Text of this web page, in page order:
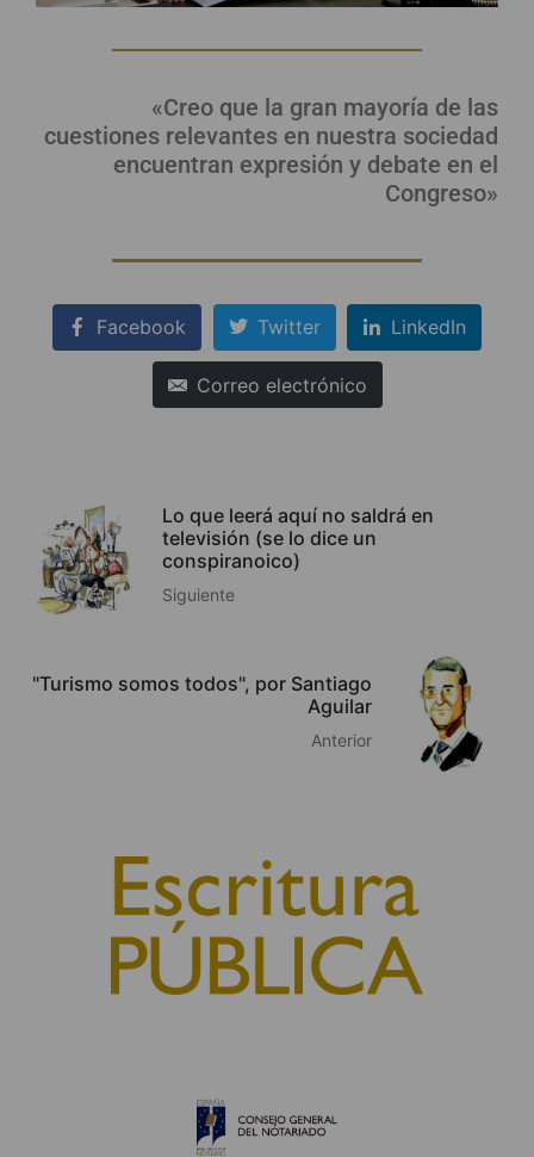
«Creo que la gran mayoría de las
cuestiones relevantes en nuestra sociedad
encuentran expresión y debate en el
Congreso»
Facebook Twitter LinkedIn
Correo electrónico
Lo que leerá aquí no saldrá en
televisión (se lo dice un
conspiranoico)
Siguiente
"Turismo somos todos", por Santiago
Aguilar
Anterior